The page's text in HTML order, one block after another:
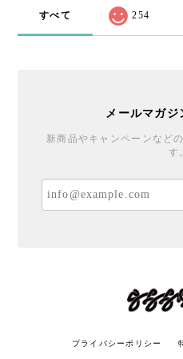
すべて 254
メールマガジ
新商品やキャンペーンなど
す
プライバシーポリシー